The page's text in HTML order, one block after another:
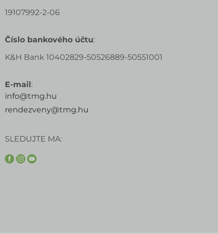
19107992-2-06
Číslo bankového účtu:
K&H Bank 10402829-50526889-50551001
E-mail:
info@tmg.hu
rendezveny@tmg.hu
SLEDUJTE MA: